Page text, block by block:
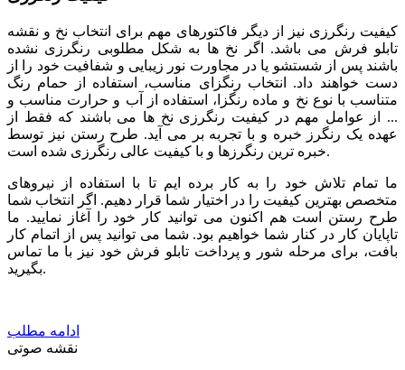
کیفیت رنگرزی نیز از دیگر فاکتورهای مهم برای انتخاب نخ و نقشه
تابلو فرش می باشد. اگر نخ ها به شکل مطلوبی رنگرزی نشده
باشند پس از شستشو یا در مجاورت نور زیبایی و شفافیت خود را از
دست خواهند داد. انتخاب رنگزای مناسب، استفاده از حمام رنگ
متناسب با نوع نخ و ماده رنگزا، استفاده از آب و حرارت مناسب و
... از عوامل مهم در کیفیت رنگرزی نخ ها می باشند که فقط از
عهده یک رنگرز خبره و با تجربه بر می آید. طرح رستن نیز توسط
خبره ترین رنگرزها و با کیفیت عالی رنگرزی شده است.
ما تمام تلاش خود را به کار برده ایم تا با استفاده از نیروهای
متخصص بهترین کیفیت را در اختیار شما قرار دهیم. اگر انتخاب شما
طرح رستن است هم اکنون می توانید کار خود را آغاز نمایید. ما
تاپایان کار در کنار شما خواهیم بود. شما می توانید پس از اتمام کار
بافت، برای مرحله شور و پرداخت تابلو فرش خود نیز با ما تماس
بگیرید.
ادامه مطلب
نقشه صوتی